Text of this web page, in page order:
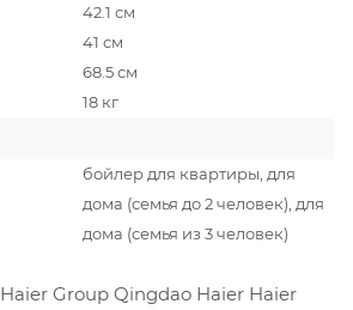
42.1 см
41 см
68.5 см
18 кг
бойлер для квартиры, для
дома (семья до 2 человек), для
дома (семья из 3 человек)
Haier Group Qingdao Haier Haier